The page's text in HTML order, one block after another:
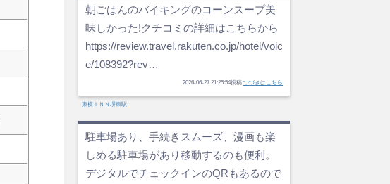
朝ごはんのバイキングのコーンスープ美
味しかった!クチコミの詳細はこちらから
https://review.travel.rakuten.co.jp/hotel/voic
e/108392?rev…
2026-06-27 21:25:54投稿 つづきはこちら
東横ＩＮＮ堺東駅
駐車場あり、手続きスムーズ、漫画も楽
しめる駐車場があり移動するのも便利。
デジタルでチェックインのQRもあるので